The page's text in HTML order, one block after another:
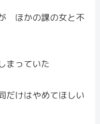
ほかの課の女と不
まっていた
けはやめてほしい